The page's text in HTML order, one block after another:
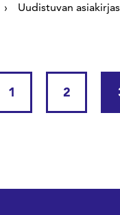
Uudistuvan
1 2